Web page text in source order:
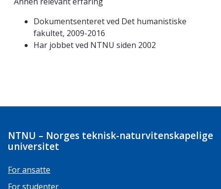
Dokumentsenteret ved Det humanistiske
fakultet, 2009-2016
Har jobbet ved NTNU siden 2002
NTNU – Norges teknisk-naturvitenskapelige
universitet
For ansatte
For studenter